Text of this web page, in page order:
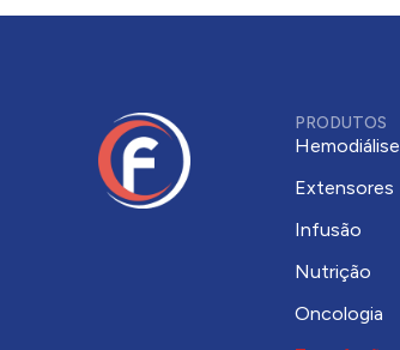
PRODUTOS
Hemodiálise
Extensores
Infusão
Nutrição
Oncologia